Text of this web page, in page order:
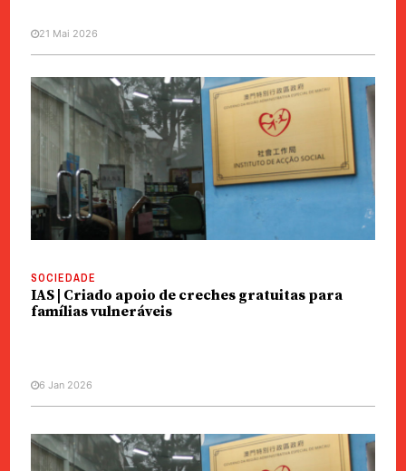
POLÍTICA
IAS | Pedido estudo à UM sobre
renovação de casas para idosos
21 Mai 2026
SOCIEDADE
IAS | Criado apoio de creches gratuitas para
famílias vulneráveis
6 Jan 2026